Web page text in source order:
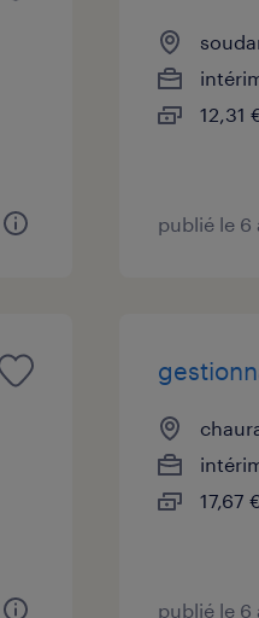
12,31
publié le 6
17,67
publié le 6